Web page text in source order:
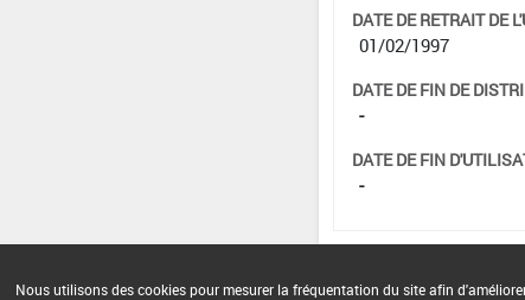
DATE DE RETRAIT DE
01/02/1997
DATE DE FIN DE
-
DATE DE FIN
-
Nous utilisons des cookies pour mesurer la fréquentation du site afin